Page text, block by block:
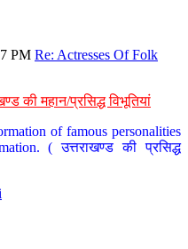
PM Re: Actresses Of Folk
की महान/प्रसिद्ध विभूतियां
of famous personalities
( उत्तराखण्ड की प्रसिद्ध